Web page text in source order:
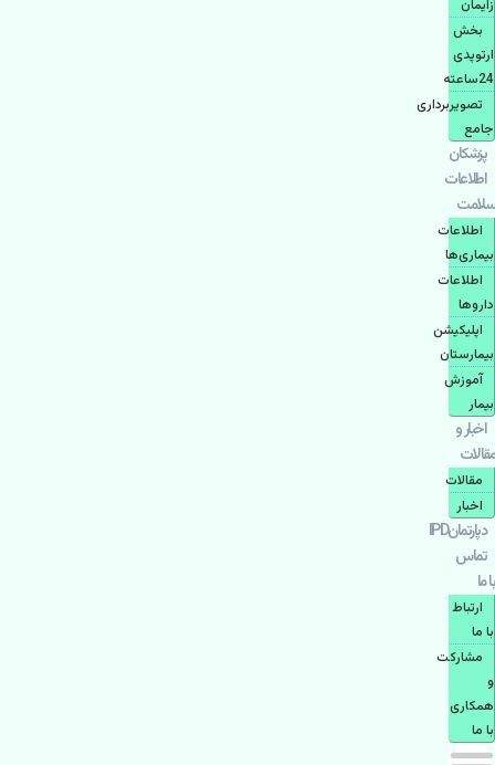
زایمان
بخش
ارتوپدی
24ساعته
تصویربرداری
جامع
پزشكان
اطلاعات
سلامت
اطلاعات
بیماری‌ها
اطلاعات
دارو‌ها
اپليكيشن
بيمارستان
آموزش
بیمار
اخبار و
مقالات
مقالات
اخبار
دپارتمانIPD
تماس
با ما
ارتباط
با ما
مشاركت
و
همكاری
با ما